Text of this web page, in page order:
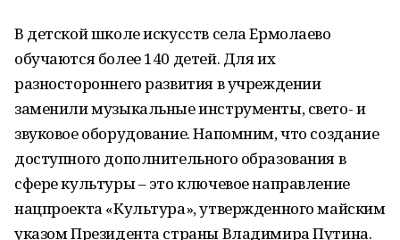
В детской школе искусств села Ермолаево
обучаются более 140 детей. Для их
разностороннего развития в учреждении
заменили музыкальные инструменты, свето- и
звуковое оборудование. Напомним, что создание
доступного дополнительного образования в
сфере культуры – это ключевое направление
нацпроекта «Культура», утвержденного майским
указом Президента страны Владимира Путина.